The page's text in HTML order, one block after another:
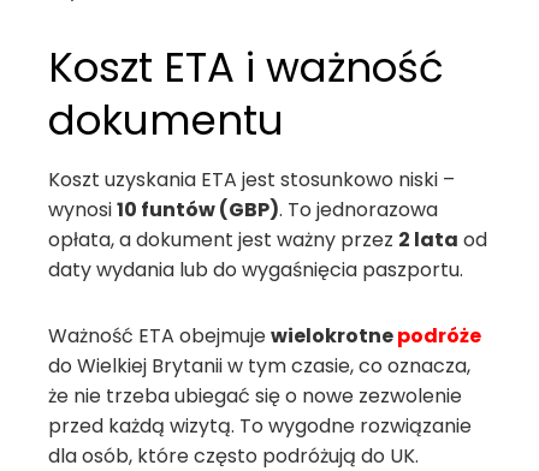
Koszt ETA i ważność
dokumentu
Koszt uzyskania ETA jest stosunkowo niski –
wynosi10 funtów (GBP). To jednorazowa
opłata, a dokument jest ważny przez 2 lata od
daty wydania lub do wygaśnięcia paszportu.
Ważność ETA obejmujewielokrotnepodróże
do Wielkiej Brytanii w tym czasie, co oznacza,
że nie trzeba ubiegać się o nowe zezwolenie
przed każdą wizytą. To wygodne rozwiązanie
dla osób, które często podróżują do UK.